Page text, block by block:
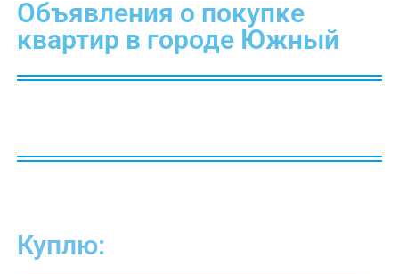
Объявления о покупке
квартир в городе Южный
Куплю: